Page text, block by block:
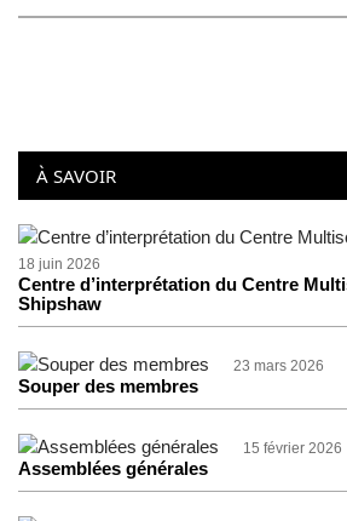
À SAVOIR
18 juin 2026
Centre d’interprétation du Centre
Shipshaw
23 mars 2026
Souper des membres
15 février 2026
Assemblées générales